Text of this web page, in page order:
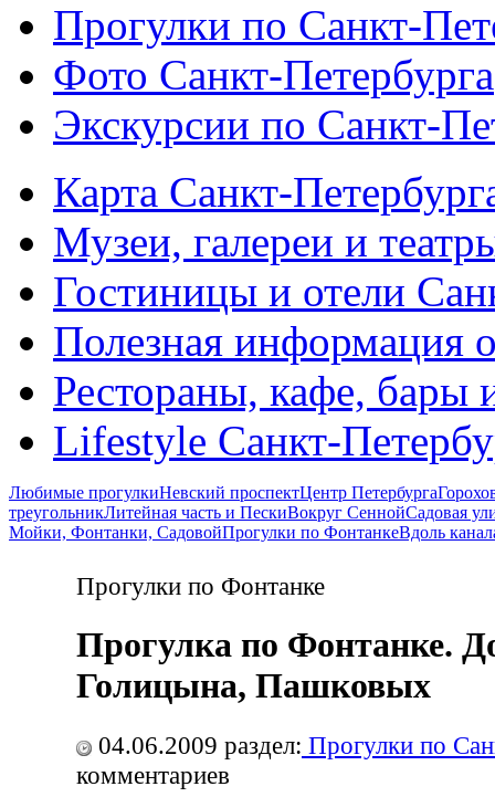
Прогулки по Санкт-
Фото Санкт-Петербурга
Экскурсии по Санкт-
Карта Санкт-
Музеи, галереи и
Гостиницы и отели
Полезная информация
Рестораны, кафе, бары
Lifestyle Санкт-
Любимые прогулкиНевский проспектЦентр Петербурга
треугольникЛитейная часть и ПескиВокруг СеннойСадовая
Мойки, Фонтанки, СадовойПрогулки по ФонтанкеВдоль
Прогулки по Фонтанке
Прогулка по Фонтанке.
Голицына, Пашковых
04.06.2009 раздел: Прогулки по
комментариев